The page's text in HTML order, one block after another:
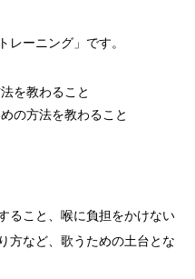
レーニング」です。
を教わること
の方法を教わること
ること、喉に負担をかけない
方など、歌うための土台とな